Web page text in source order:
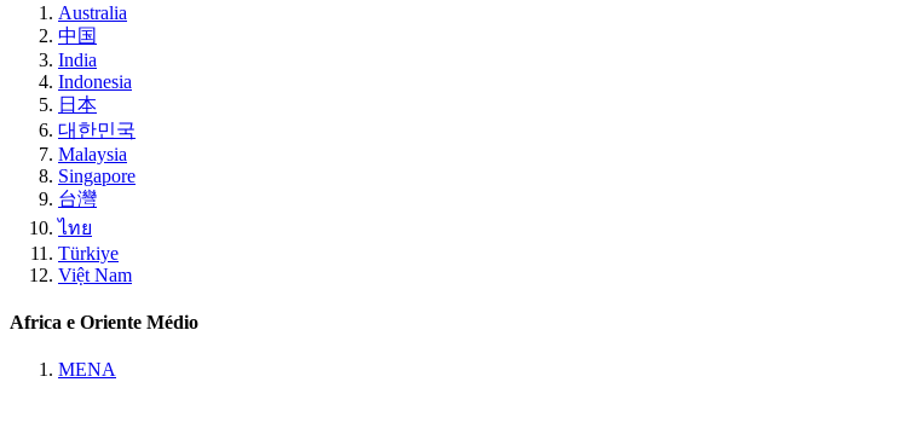
Australia
中国
India
Indonesia
日本
대한민국
Malaysia
Singapore
台灣
ไทย
Türkiye
Việt Nam
Africa e Oriente Médio
MENA